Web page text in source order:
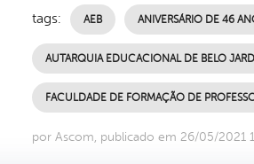
tags: AEB ANIVERSÁRIO DE 46
AUTARQUIA EDUCACIONAL DE BELO
FACULDADE DE FORMAÇÃO DE
por Ascom, publicado em 26/05/2021